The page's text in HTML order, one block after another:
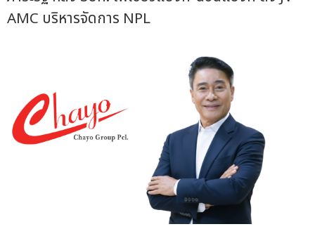
AMC บริหารจัดการ NPL